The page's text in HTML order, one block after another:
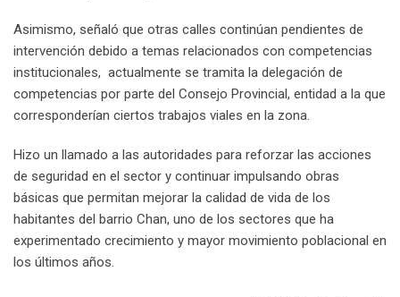
Asimismo, señaló que otras calles continúan pendientes de
intervención debido a temas relacionados con competencias
institucionales, actualmente se tramita la delegación de
competencias por parte del Consejo Provincial, entidad a la que
corresponderían ciertos trabajos viales en la zona.
Hizo un llamado a las autoridades para reforzar las acciones
de seguridad en el sector y continuar impulsando obras
básicas que permitan mejorar la calidad de vida de los
habitantes del barrio Chan, uno de los sectores que ha
experimentado crecimiento y mayor movimiento poblacional en
los últimos años.